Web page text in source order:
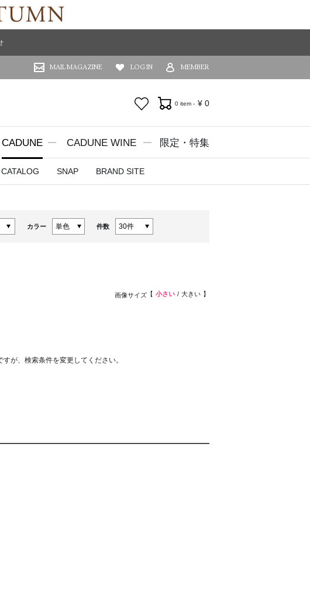
MAIL MAGAZINE LOG IN MEMBER
お気に入り0 item - ¥ 0
CADUNE CADUNE WINE 限定・特集
CATALOG SNAP BRAND SITE
カラー 件数
画像サイズ 小さい 大きい
が、検索条件を変更してください。